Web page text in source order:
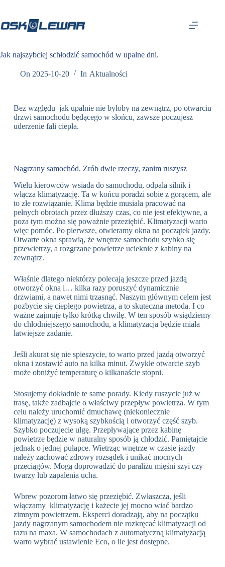
Jak najszybciej schłodzić samochód w upalne dni.
On 2025-10-20 In Aktualności
Bez względu jak upalnie nie byłoby na zewnątrz, po otwarciu
drzwi samochodu będącego w słońcu, zawsze poczujesz
uderzenie fali ciepła.
Nagrzany samochód. Zrób dwie rzeczy, zanim ruszysz
Wielu kierowców wsiada do samochodu, odpala silnik i
włącza klimatyzację. Ta w końcu poradzi sobie z gorącem, ale
to złe rozwiązanie. Klima będzie musiała pracować na
pełnych obrotach przez dłuższy czas, co nie jest efektywne, a
poza tym można się poważnie przeziębić. Klimatyzacji warto
więc pomóc. Po pierwsze, otwieramy okna na początek jazdy.
Otwarte okna sprawią, że wnętrze samochodu szybko się
przewietrzy, a rozgrzane powietrze ucieknie z kabiny na
zewnątrz.
Właśnie dlatego niektórzy polecają jeszcze przed jazdą
otworzyć okna i… kilka razy poruszyć dynamicznie
drzwiami, a nawet nimi trzasnąć. Naszym głównym celem jest
pozbycie się ciepłego powietrza, a to skuteczna metoda. I co
ważne zajmuje tylko krótką chwilę. W ten sposób wsiądziemy
do chłodniejszego samochodu, a klimatyzacja będzie miała
łatwiejsze zadanie.
Jeśli akurat się nie spieszycie, to warto przed jazdą otworzyć
okna i zostawić auto na kilka minut. Zwykłe otwarcie szyb
może obniżyć temperaturę o kilkanaście stopni.
Stosujemy dokładnie te same porady. Kiedy ruszycie już w
trasę, także zadbajcie o właściwy przepływ powietrza. W tym
celu należy uruchomić dmuchawę (niekoniecznie
klimatyzację) z wysoką szybkością i otworzyć część szyb.
Szybko poczujecie ulgę. Przepływające przez kabinę
powietrze będzie w naturalny sposób ją chłodzić. Pamiętajcie
jednak o jednej pułapce. Wietrząc wnętrze w czasie jazdy
należy zachować zdrowy rozsądek i unikać mocnych
przeciągów. Mogą doprowadzić do paraliżu mięśni szyi czy
twarzy lub zapalenia ucha.
Wbrew pozorom łatwo się przeziębić. Zwłaszcza, jeśli
włączamy klimatyzację i każecie jej mocno wiać bardzo
zimnym powietrzem. Eksperci doradzają, aby na początku
jazdy nagrzanym samochodem nie rozkręcać klimatyzacji od
razu na maxa. W samochodach z automatyczną klimatyzacją
warto wybrać ustawienie Eco, o ile jest dostępne.